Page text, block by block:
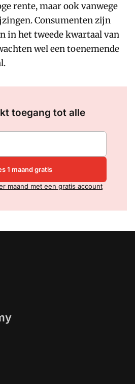
rente, maar ook vanwege
Consumenten zijn
in het tweede kwartaal van
wel een toenemende
toegang tot alle
1 maand gratis
maand met een gratis account